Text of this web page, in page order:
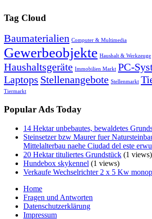
Tag Cloud
Baumaterialien Computer & Multimedia
Gewerbeobjekte Haushalt & Werkzeuge
Haushaltsgeräte Immobilien Markt PC-
Laptops Stellenangebote Stellenmarkt
Tiermarkt
Popular Ads Today
14 Hektar unbebautes, bewaldetes
Steinsetzer bzw Maurer fuer
Mittelalterbau naehe Ciudad del este
20 Hektar tituliertes Grundstück (1 views)
Hundebox skykennel (1 views)
Verkaufe Wechselrichter 2 x 5 Kw
Home
Fragen und Antworten
Datenschutzerklärung
Impressum